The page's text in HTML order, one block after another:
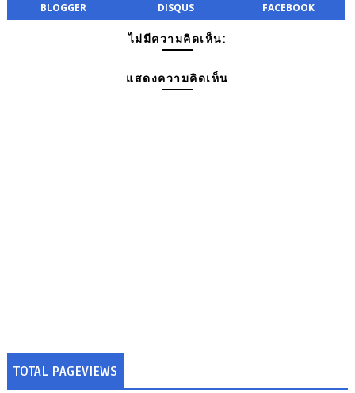
BLOGGER DISQUS FACEBOOK
ไม่มีความคิดเห็น:
แสดงความคิดเห็น
TOTAL PAGEVIEWS